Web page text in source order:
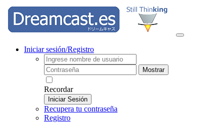
Iniciar sesión/Registro
Mostrar
Recordar
Iniciar Sesión
Recupera tu contraseña
Registro